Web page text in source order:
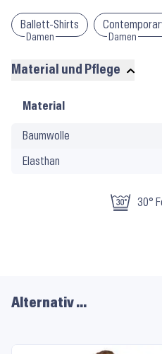
Ballett-Shirts
Damen Damen
Material und Pflege
Material
Pflege
Material
Baumwolle
Elasthan
30°
Alternativ …